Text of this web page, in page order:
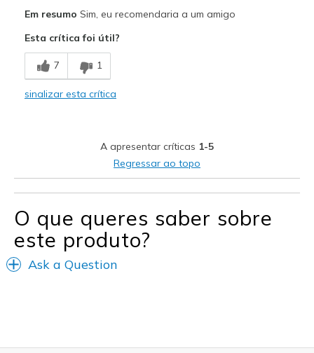
Durable
Stylish
View On Shoes
Shoes are for Wearing
Em resumo Sim, eu recomendaria a um amigo
Esta crítica foi útil?
7 1
sinalizar esta crítica
A apresentar críticas 1-5
Regressar ao topo
O que queres saber sobre
este produto?
Ask a Question